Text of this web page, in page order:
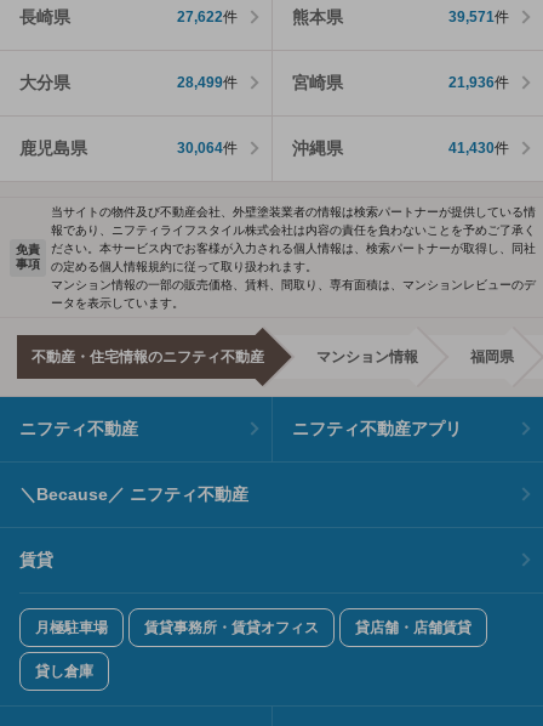
長崎県 27,622件 熊本県 39,571件
大分県 28,499件 宮崎県 21,936件
鹿児島県 30,064件 沖縄県 41,430件
免責
事項
当サイトの物件及び不動産会社、外壁塗装業者の情報は検索パートナーが提供している情
報であり、ニフティライフスタイル株式会社は内容の責任を負わないことを予めご了承く
ださい。本サービス内でお客様が入力される個人情報は、検索パートナーが取得し、同社
の定める個人情報規約に従って取り扱われます。
マンション情報の一部の販売価格、賃料、間取り、専有面積は、マンションレビューのデ
ータを表示しています。
不動産・住宅情報のニフティ不動産 マンション情報 福岡県
ニフティ不動産 ニフティ不動産アプリ
＼Because／ ニフティ不動産
賃貸
月極駐車場 賃貸事務所・賃貸オフィス 貸店舗・店舗賃貸
貸し倉庫